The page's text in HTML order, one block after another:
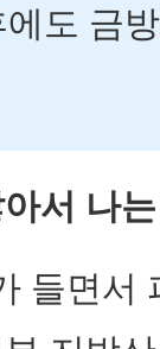
에도 금
서 나
들면서